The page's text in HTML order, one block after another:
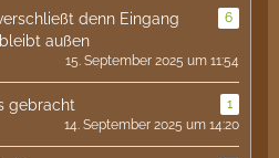
denn Eingang
außen
6
15. September 2025 um 11:54
gebracht
1
14. September 2025 um 14:20